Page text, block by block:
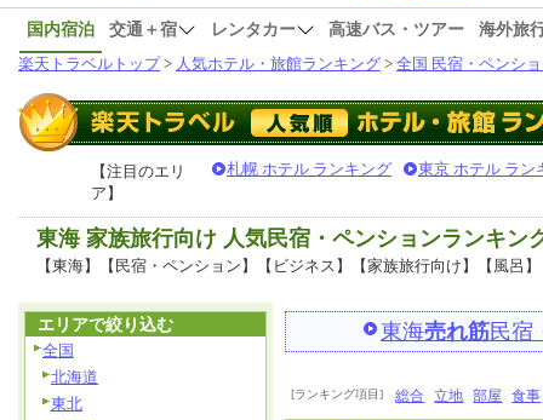
国内宿泊 交通＋宿 レンタカー 高速バス・ツアー
海外旅
楽天トラベルトップ> 人気ホテル・旅館ランキング > 全国 民宿・ペンシ
【注目のエリ
ア】
札幌 ホテル ランキング 東京 ホテル ラン
東海 家族旅行向け 人気民宿・ペンションランキン
【東海】【民宿・ペンション】【ビジネス】【家族旅行向け】【風呂】
東海売れ筋民宿
[ランキング項目] 総合 立地 部屋 食事
エリアで絞り込む
全国
北海道
東北